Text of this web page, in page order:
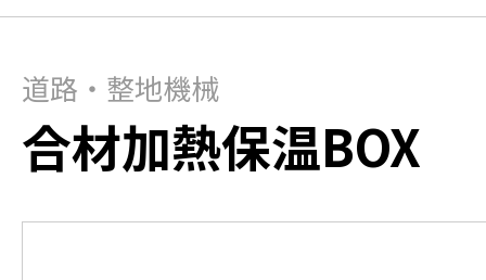
道路・整地機械
合材加熱保温BOX